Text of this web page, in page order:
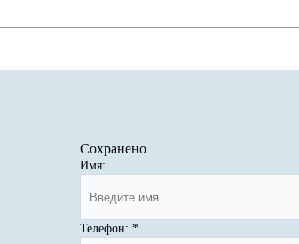
Сохранено
Имя:
Телефон: *